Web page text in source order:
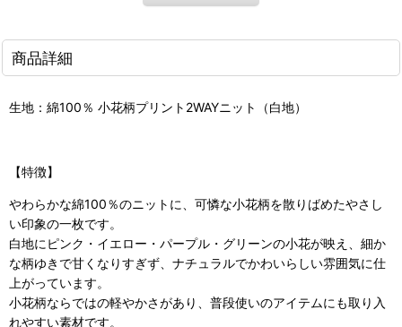
商品詳細
生地：綿100％ 小花柄プリント2WAYニット（白地）
【特徴】
やわらかな綿100％のニットに、可憐な小花柄を散りばめたやさし
い印象の一枚です。
白地にピンク・イエロー・パープル・グリーンの小花が映え、細か
な柄ゆきで甘くなりすぎず、ナチュラルでかわいらしい雰囲気に仕
上がっています。
小花柄ならではの軽やかさがあり、普段使いのアイテムにも取り入
れやすい素材です。